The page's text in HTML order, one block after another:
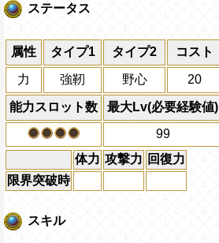
ステータス
属性 タイプ1 タイプ2 コスト
力 強靭 野心 20
能力スロット数
最大Lv(必要経験値)
99
体力 攻撃力 回復力
限界突破時
スキル